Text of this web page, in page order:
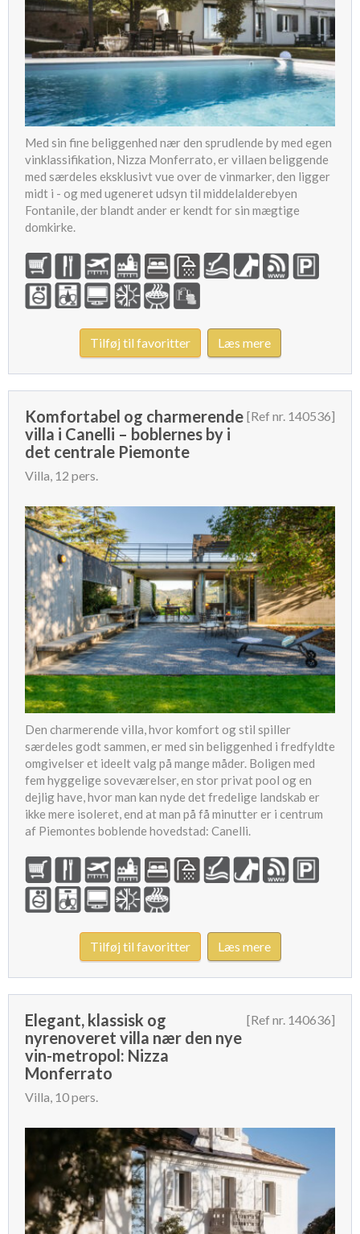
Med sin fine beliggenhed nær den sprudlende by med egen
vinklassifikation, Nizza Monferrato, er villaen beliggende
med særdeles eksklusivt vue over de vinmarker, den ligger
midt i - og med ugeneret udsyn til middelalderebyen
Fontanile, der blandt ander er kendt for sin mægtige
domkirke.
Tilføj til favoritter Læs mere
Komfortabel og charmerende
villa i Canelli – boblernes by i
det centrale Piemonte
Villa, 12 pers.
[Ref nr. 140536]
Den charmerende villa, hvor komfort og stil spiller
særdeles godt sammen, er med sin beliggenhed i fredfyldte
omgivelser et ideelt valg på mange måder. Boligen med
fem hyggelige soveværelser, en stor privat pool og en
dejlig have, hvor man kan nyde det fredelige landskab er
ikke mere isoleret, end at man på få minutter er i centrum
af Piemontes boblende hovedstad: Canelli.
Tilføj til favoritter Læs mere
Elegant, klassisk og
nyrenoveret villa nær den nye
vin-metropol: Nizza
Monferrato
Villa, 10 pers.
[Ref nr. 140636]